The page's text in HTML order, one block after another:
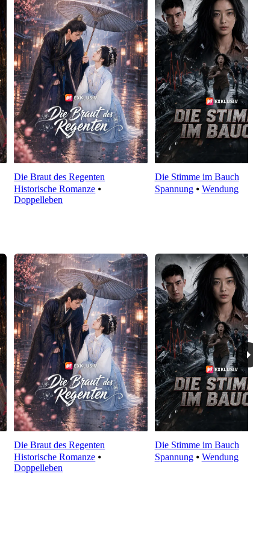
Die Braut des Regenten
Historische Romanze ⦁
Doppelleben
Die Stimme im Bauch
Spannung⦁ Wendung
Die Braut des Regenten
Historische Romanze ⦁
Doppelleben
Die Stimme im Bauch
Spannung⦁ Wendung